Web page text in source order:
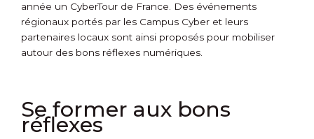
année un CyberTour de France. Des événements
régionaux portés par les Campus Cyber et leurs
partenaires locaux sont ainsi proposés pour mobiliser
autour des bons réflexes numériques.
Se former aux bons
réflexes